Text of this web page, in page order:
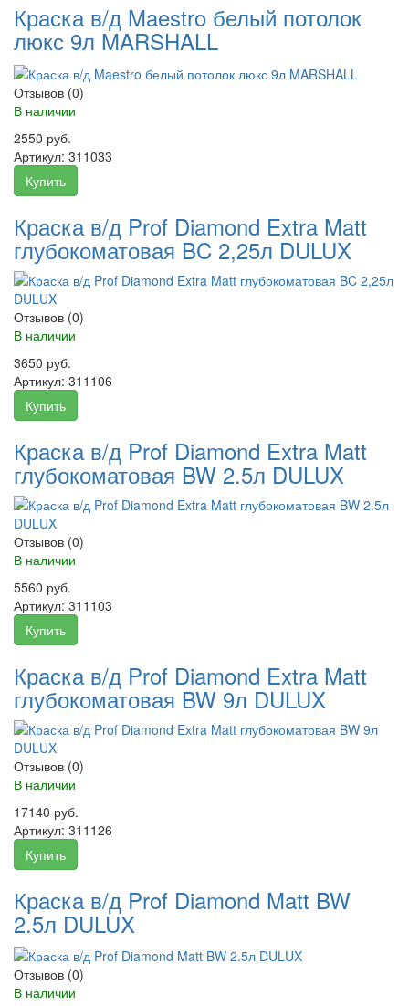
Краска в/д Maestro белый потолок
люкс 9л MARSHALL
Отзывов (0)
В наличии
2550 руб.
Артикул: 311033
Купить
Краска в/д Prof Diamond Extra Matt
глубокоматовая BC 2,25л DULUX
Отзывов (0)
В наличии
3650 руб.
Артикул: 311106
Купить
Краска в/д Prof Diamond Extra Matt
глубокоматовая BW 2.5л DULUX
Отзывов (0)
В наличии
5560 руб.
Артикул: 311103
Купить
Краска в/д Prof Diamond Extra Matt
глубокоматовая BW 9л DULUX
Отзывов (0)
В наличии
17140 руб.
Артикул: 311126
Купить
Краска в/д Prof Diamond Matt BW
2.5л DULUX
Отзывов (0)
В наличии